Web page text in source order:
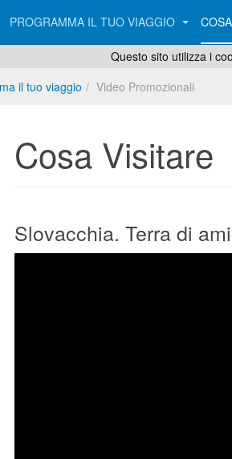
Questo sito utilizza i
PROGRAMMA IL TUO VIAGGIO
il tuo viaggio Video Promozionali
Cosa Visitare
Slovacchia. Terra di